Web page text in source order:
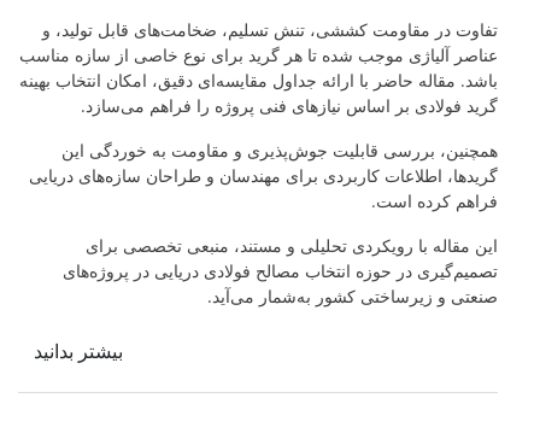
تفاوت در مقاومت کششی، تنش تسلیم، ضخامت‌های قابل تولید، و
عناصر آلیاژی موجب شده تا هر گرید برای نوع خاصی از سازه مناسب
باشد. مقاله حاضر با ارائه جداول مقایسه‌ای دقیق، امکان انتخاب بهینه
گرید فولادی بر اساس نیازهای فنی پروژه را فراهم می‌سازد.
همچنین، بررسی قابلیت جوش‌پذیری و مقاومت به خوردگی این
گریدها، اطلاعات کاربردی برای مهندسان و طراحان سازه‌های دریایی
فراهم کرده است.
این مقاله با رویکردی تحلیلی و مستند، منبعی تخصصی برای
تصمیم‌گیری در حوزه انتخاب مصالح فولادی دریایی در پروژه‌های
صنعتی و زیرساختی کشور به‌شمار می‌آید.
بیشتر بدانید